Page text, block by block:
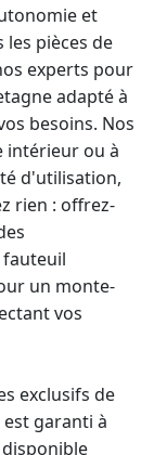
et
pièces de
experts pour
adapté à
besoins. Nos
intérieur ou à
d'utilisation,
rien : offrez-
un monte-
vos
exclusifs de
garanti à